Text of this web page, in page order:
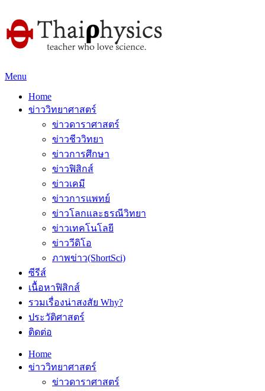
Menu
Home
ข่าววิทยาศาสตร์
ข่าวดาราศาสตร์
ข่าวชีววิทยา
ข่าวการศึกษา
ข่าวฟิสิกส์
ข่าวเคมี
ข่าวการแพทย์
ข่าวโลกและธรณีวิทยา
ข่าวเทคโนโลยี
ข่าววีดิโอ
ภาพข่าว(ShortSci)
ซีรีส์
เนื้อหาฟิสิกส์
รวมเรื่องน่าสงสัย Why?
ประวัติศาสตร์
ติดต่อ
Home
ข่าววิทยาศาสตร์
ข่าวดาราศาสตร์